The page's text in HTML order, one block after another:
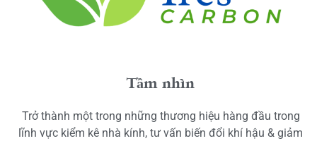
Tầm nhìn
Trở thành một trong những thương hiệu hàng đầu trong
lĩnh vực kiểm kê nhà kính, tư vấn biến đổi khí hậu & giảm